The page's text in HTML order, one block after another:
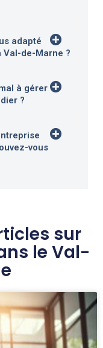
adapté
Val-de-Marne ?
à gérer
?
vous
sur
le Val-